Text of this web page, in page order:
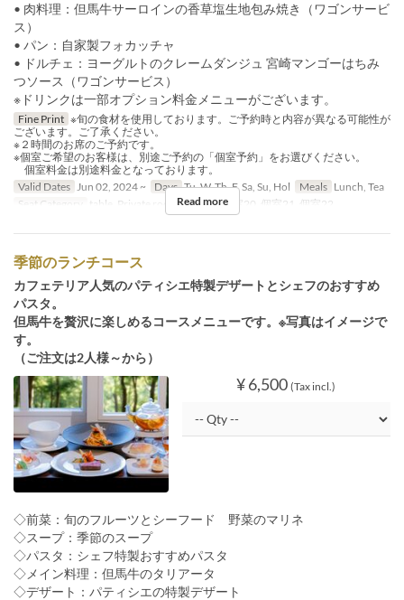
• 肉料理：但馬牛サーロインの香草塩生地包み焼き（ワゴンサービ
ス）
• パン：自家製フォカッチャ
• ドルチェ：ヨーグルトのクレームダンジュ 宮崎マンゴーはちみ
つソース（ワゴンサービス）
※ドリンクは一部オプション料金メニューがございます。
Fine Print ※旬の食材を使用しております。ご予約時と内容が異なる可能性が
ございます。ご了承ください。
※２時間のお席のご予約です。
※個室ご希望のお客様は、別途ご予約の「個室予約」をお選びください。
個室料金は別途料金となっております。
Valid Dates Jun 02, 2024 ~ Days Tu, W, Th, F, Sa, Su, Hol Meals Lunch, Tea
Seat Category
table, Private room, 個室19, 個室20, 個室21, 個室22
Read more
季節のランチコース
カフェテリア人気のパティシエ特製デザートとシェフのおすすめ
パスタ。
但馬牛を贅沢に楽しめるコースメニューです。※写真はイメージで
す。
（ご注文は2人様～から）
¥ 6,500 (Tax incl.)
◇前菜：旬のフルーツとシーフード 野菜のマリネ
◇スープ：季節のスープ
◇パスタ：シェフ特製おすすめパスタ
◇メイン料理：但馬牛のタリアータ
◇デザート：パティシエの特製デザート